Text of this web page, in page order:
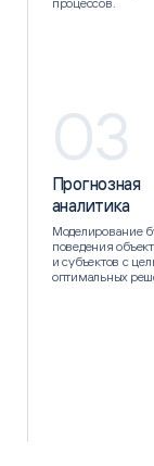
03
Прогнозная
аналитика
Моделирование
поведения
и субъектов с
оптимальных